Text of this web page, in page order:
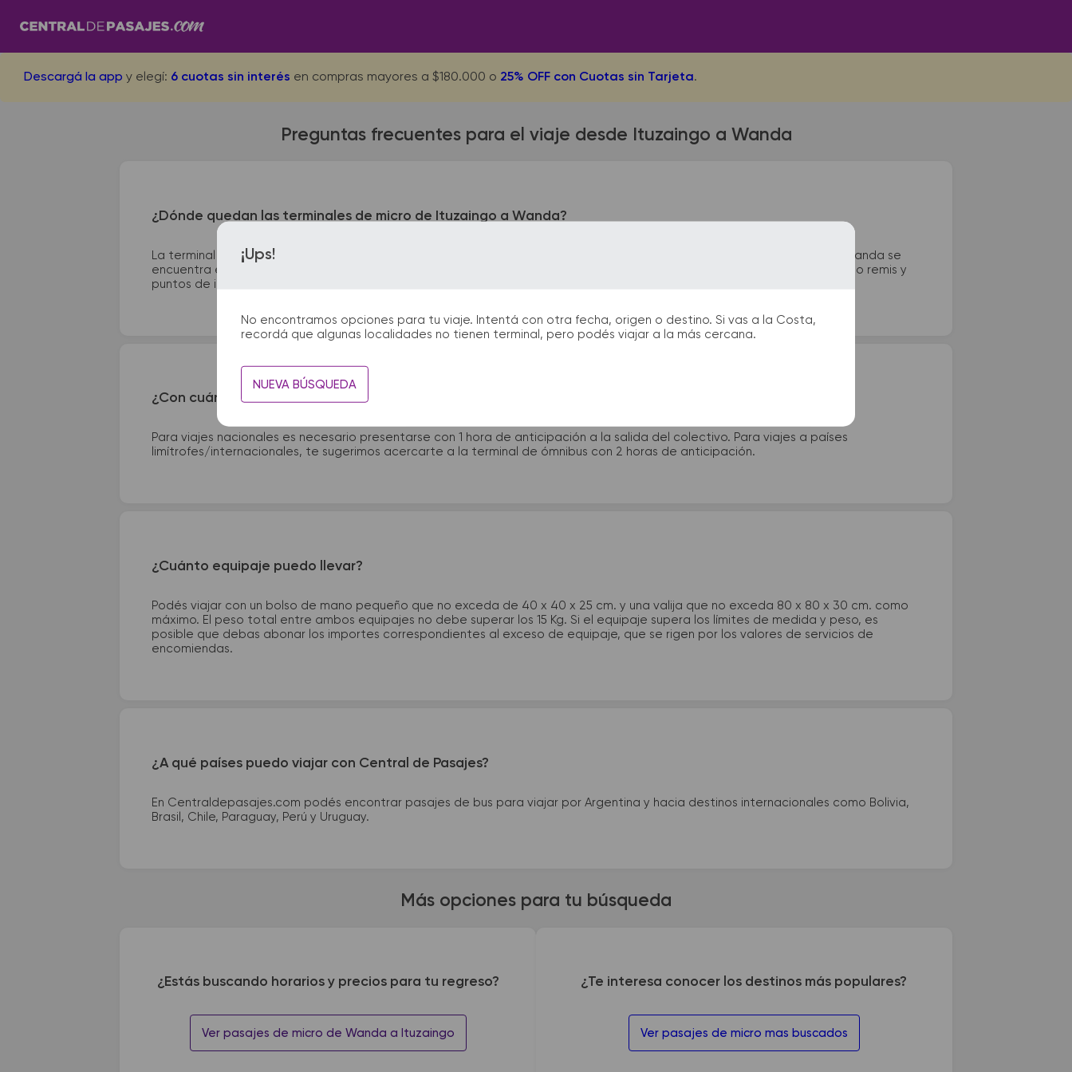
Descargá la app y elegí: 6 cuotas sin interés en compras mayores a $180.000 o 25% OFF con Cuotas sin Tarjeta.
¡Ups!
No encontramos opciones para tu viaje. Intentá con otra fecha, origen o destino. Si vas a la Costa,
recordá que algunas localidades no tienen terminal, pero podés viajar a la más cercana.
NUEVA BÚSQUEDA
Preguntas frecuentes para el viaje desde Ituzaingo a Wanda
¿Dónde quedan las terminales de micro de Ituzaingo a Wanda?
La terminal de ómnibus de Ituzaingo queda ubicada en Terminal - Av. Sgto. Cabral y Jujuy. La terminal de colectivos de Wanda se
encuentra en Av. Juan Domingo Perón 433. En las terminales de bus podrás encontrar kioscos, sanitarios, paradas de taxi o remis y
puntos de información que te facilitarán la partida y el arribo durante tu viaje.
¿Con cuánta anticipación debo presentarme en la terminal de micros?
Para viajes nacionales es necesario presentarse con 1 hora de anticipación a la salida del colectivo. Para viajes a países
limítrofes/internacionales, te sugerimos acercarte a la terminal de ómnibus con 2 horas de anticipación.
¿Cuánto equipaje puedo llevar?
Podés viajar con un bolso de mano pequeño que no exceda de 40 x 40 x 25 cm. y una valija que no exceda 80 x 80 x 30 cm. como
máximo. El peso total entre ambos equipajes no debe superar los 15 Kg. Si el equipaje supera los límites de medida y peso, es
posible que debas abonar los importes correspondientes al exceso de equipaje, que se rigen por los valores de servicios de
encomiendas.
¿A qué países puedo viajar con Central de Pasajes?
En Centraldepasajes.com podés encontrar pasajes de bus para viajar por Argentina y hacia destinos internacionales como Bolivia,
Brasil, Chile, Paraguay, Perú y Uruguay.
Más opciones para tu búsqueda
¿Estás buscando horarios y precios para tu regreso?
Ver pasajes de micro de Wanda a Ituzaingo
¿Te interesa conocer los destinos más populares?
Ver pasajes de micro mas buscados